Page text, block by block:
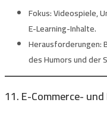
Fokus:Videospiele,
E-Learning-Inhalte.
Herausforderungen:
des Humors und der
11. E-Commerce-